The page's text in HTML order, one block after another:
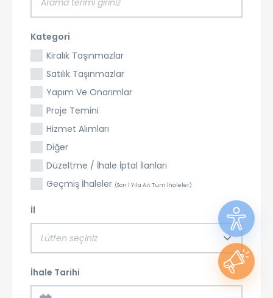
Kategori
Kiralık Taşınmazlar
Satılık Taşınmazlar
Yapım Ve Onarımlar
Proje Temini
Hizmet Alımları
Diğer
Düzeltme / İhale İptal İlanları
Geçmiş İhaleler (Son 1 Yıla Ait Tüm İhaleler)
İl
Lütfen seçiniz
İhale Tarihi